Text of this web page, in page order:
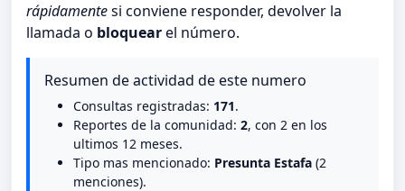
rápidamentesi conviene responder, devolver la
llamada o bloquearel número.
Resumen de actividad de este numero
Consultas registradas: 171.
Reportes de la comunidad: 2, con 2 en los
ultimos 12 meses.
Tipo mas mencionado: Presunta Estafa (2
menciones).